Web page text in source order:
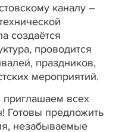
каналу –
создаётся
проводится
праздников,
мероприятий.
всех
Готовы предложить
незабываемые